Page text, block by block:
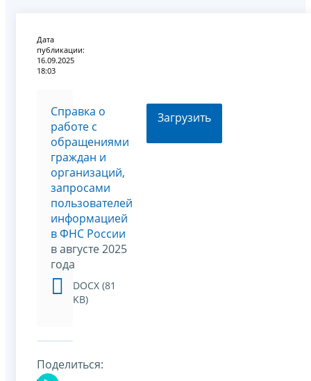
Дата
публикации:
16.09.2025
18:03
Справка о
работе с
обращениями
граждан и
организаций,
запросами
пользователей
информацией
в ФНС России
в августе 2025
года
DOCX (81
KB)
Загрузить
Поделиться: